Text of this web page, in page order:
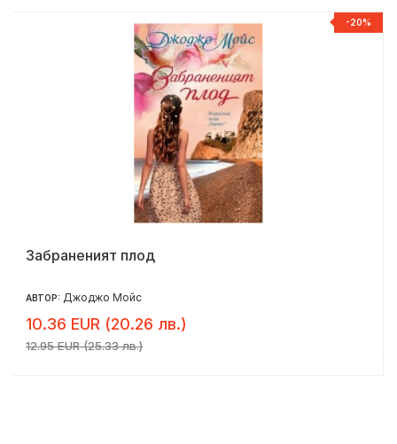
-20%
Забраненият плод
АВТОР: Джоджо Мойс
10.36 EUR (20.26 лв.)
12.95 EUR (25.33 лв.)